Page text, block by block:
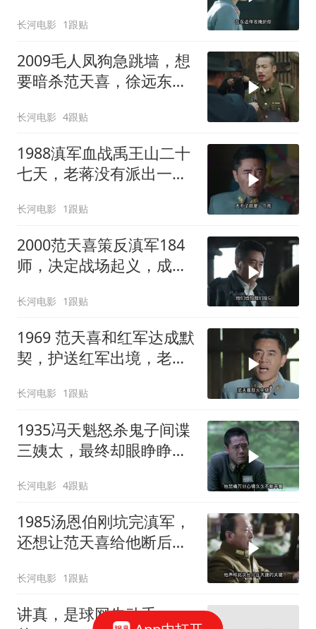
长河电影 1跟贴
2009毛人凤狗急跳墙，想
要暗杀范天喜，徐远东硬
长河电影 4跟贴
1988滇军血战禹王山二十
七天，老蒋没有派出一支
长河电影 1跟贴
2000范天喜策反滇军184
师，决定战场起义，成为
长河电影 1跟贴
1969 范天喜和红军达成默
契，护送红军出境，老蒋
长河电影 1跟贴
1935冯天魁怒杀鬼子间谍
三姨太，最终却眼睁睁看
长河电影 4跟贴
1985汤恩伯刚坑完滇军，
还想让范天喜给他断后，
人
长河电影 1跟贴
讲真，是球网先动手